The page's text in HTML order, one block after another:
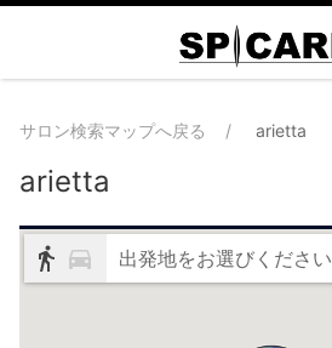
サロン検索マップへ戻る arietta
arietta
出発地をお選びください